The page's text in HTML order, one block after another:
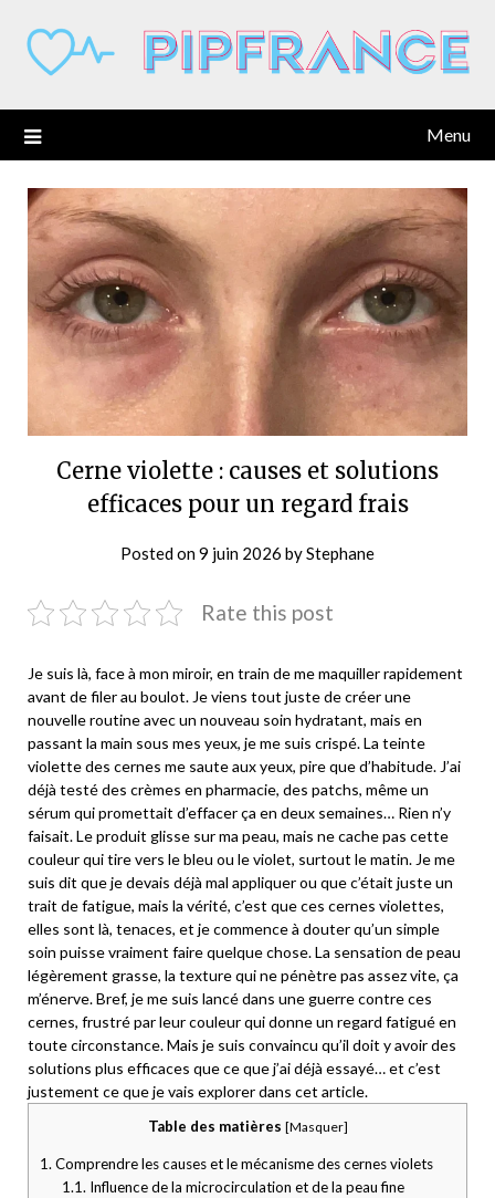
content
Menu
Cerne violette : causes et solutions
efficaces pour un regard frais
Posted on9 juin 2026 byStephane
Rate this post
Je suis là, face à mon miroir, en train de me maquiller rapidement
avant de filer au boulot. Je viens tout juste de créer une
nouvelle routine avec un nouveau soin hydratant, mais en
passant la main sous mes yeux, je me suis crispé. La teinte
violette des cernes me saute aux yeux, pire que d’habitude. J’ai
déjà testé des crèmes en pharmacie, des patchs, même un
sérum qui promettait d’effacer ça en deux semaines… Rien n’y
faisait. Le produit glisse sur ma peau, mais ne cache pas cette
couleur qui tire vers le bleu ou le violet, surtout le matin. Je me
suis dit que je devais déjà mal appliquer ou que c’était juste un
trait de fatigue, mais la vérité, c’est que ces cernes violettes,
elles sont là, tenaces, et je commence à douter qu’un simple
soin puisse vraiment faire quelque chose. La sensation de peau
légèrement grasse, la texture qui ne pénètre pas assez vite, ça
m’énerve. Bref, je me suis lancé dans une guerre contre ces
cernes, frustré par leur couleur qui donne un regard fatigué en
toute circonstance. Mais je suis convaincu qu’il doit y avoir des
solutions plus efficaces que ce que j’ai déjà essayé… et c’est
justement ce que je vais explorer dans cet article.
Table des matières [Masquer]
1.Comprendre les causes et le mécanisme des cernes violets
1.1.Influence de la microcirculation et de la peau fine